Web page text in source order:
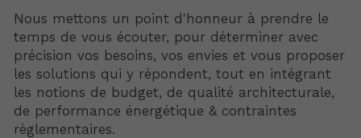
Nous mettons un point d'honneur à prendre le
temps de vous écouter, pour déterminer avec
précision vos besoins, vos envies et vous proposer
les solutions qui y répondent, tout en intégrant
les notions de budget, de qualité architecturale,
de performance énergétique & contraintes
règlementaires.